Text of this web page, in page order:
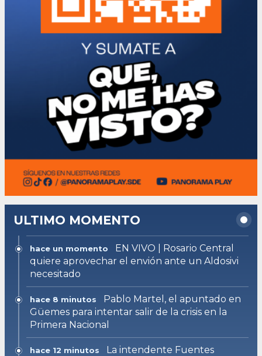
ULTIMO MOMENTO
hace un momento
EN VIVO | Rosario Central
quiere aprovechar el envión ante un Aldosivi
necesitado
hace 8 minutos
Pablo Martel, el apuntado en
Güemes para intentar salir de la crisis en la
Primera Nacional
hace 12 minutos
La intendente Fuentes